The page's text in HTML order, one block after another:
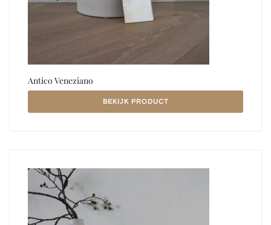
Antico Veneziano
BEKIJK PRODUCT